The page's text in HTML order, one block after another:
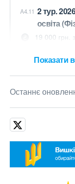
A4.11 2 тур.
освіта
19 000 грн.
Показати
Останнє